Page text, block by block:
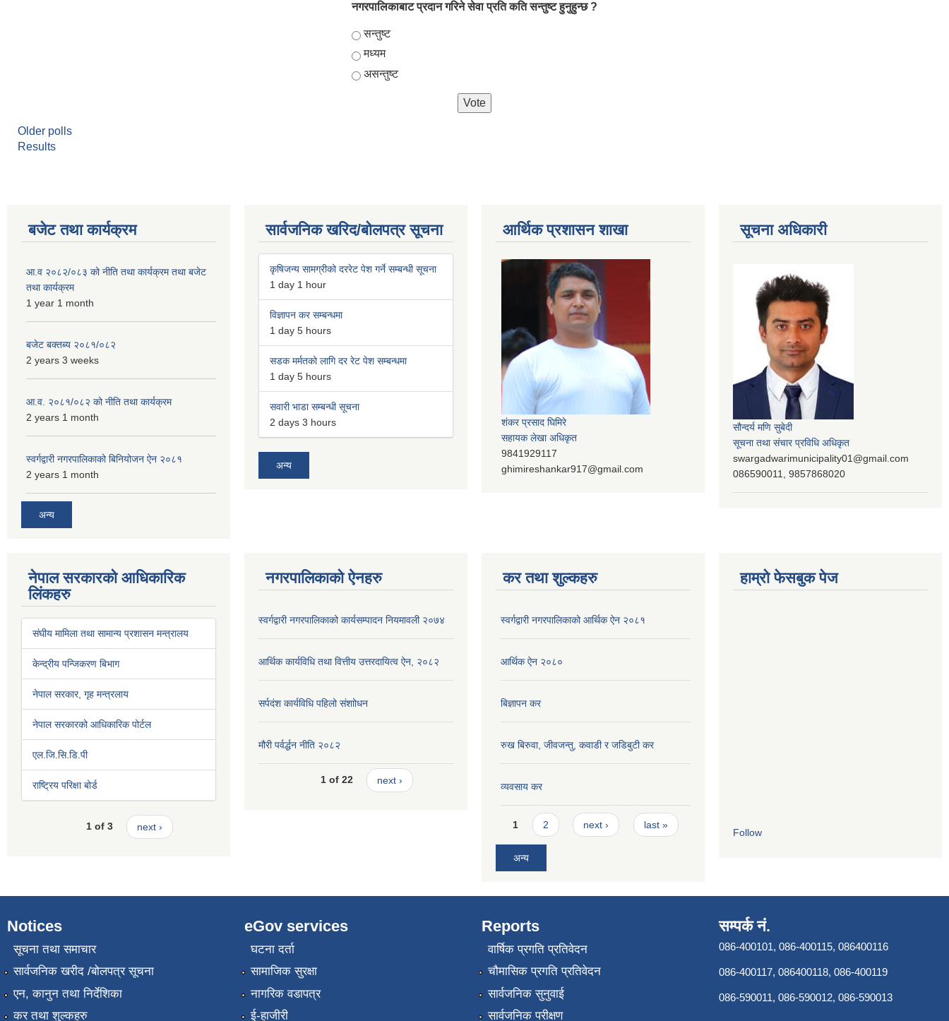
नगरपालिकाबाट प्रदान गरिने सेवा प्रति कति सन्तुष्ट हुनुहुन्छ ?
Choices
सन्तुष्ट
मध्यम
असन्तुष्ट
Older polls
Results
बजेट तथा कार्यक्रम
आ.व २०८२/०८३ को नीति तथा कार्यक्रम तथा बजेट
तथा कार्यक्रम
1 year 1 month
बजेट बक्तब्य २०८१/०८२
2 years 3 weeks
आ.व. २०८१/०८२ को नीति तथा कार्यक्रम
2 years 1 month
स्वर्गद्वारी नगरपालिकाको बिनियोजन ऐन २०८१
2 years 1 month
अन्य
सार्वजनिक खरिद/बोलपत्र सूचना
कृषिजन्य सामग्रीको दररेट पेश गर्ने सम्बन्धी सूचना
1 day 1 hour
विज्ञापन कर सम्बन्धमा
1 day 5 hours
सडक मर्मतको लागि दर रेट पेश सम्बन्धमा
1 day 5 hours
सवारी भाडा सम्बन्धी सूचना
2 days 3 hours
अन्य
आर्थिक प्रशासन शाखा
शंकर प्रसाद घिमिरे
सहायक लेखा अधिकृत
9841929117
ghimireshankar917@gmail.com
सूचना अधिकारी
सौन्दर्य मणि सुबेदी
सूचना तथा संचार प्रविधि अधिकृत
swargadwarimunicipality01@gmail.com
086590011, 9857868020
नेपाल सरकारको आधिकारिक
लिंकहरु
संघीय मामिला तथा सामान्य प्रशासन मन्त्रालय
केन्द्रीय पन्जिकरण बिभाग
नेपाल सरकार, गृह मन्त्रलाय
नेपाल सरकारको आधिकारिक पोर्टल
एल.जि.सि.डि.पी
राष्ट्रिय परिक्षा बोर्ड
1 of 3 next ›
नगरपालिकाको ऐनहरु
स्वर्गद्वारी नगरपालिकाको कार्यसम्पादन नियमावली २०७४
आर्थिक कार्यविधि तथा वित्तीय उत्तरदायित्व ऐन, २०८२
सर्पदंश कार्यविधि पहिलो संशाोधन
मौरी पर्वर्द्धन नीति २०८२
1 of 22 next ›
कर तथा शुल्कहरु
स्वर्गद्वारी नगरपालिकाको आर्थिक ऐन २०८१
आर्थिक ऐन २०८०
बिज्ञापन कर
रुख बिरुवा, जीवजन्तु, कवाडी र जडिबुटी कर
व्यवसाय कर
Pages
1 2 next › last »
अन्य
हाम्रो फेसबुक पेज
Follow
Notices
सूचना तथा समाचार
सार्वजनिक खरीद /बोलपत्र सूचना
एन, कानुन तथा निर्देशिका
कर तथा शुल्कहरु
eGov services
घटना दर्ता
सामाजिक सुरक्षा
नागरिक वडापत्र
ई-हाजीरी
Reports
वार्षिक प्रगति प्रतिवेदन
चौमासिक प्रगति प्रतिवेदन
सार्वजनिक सुनुवाई
सार्वजनिक परीक्षण
सम्पर्क नं.
086-400101, 086-400115, 086400116
086-400117, 086400118, 086-400119
086-590011, 086-590012, 086-590013